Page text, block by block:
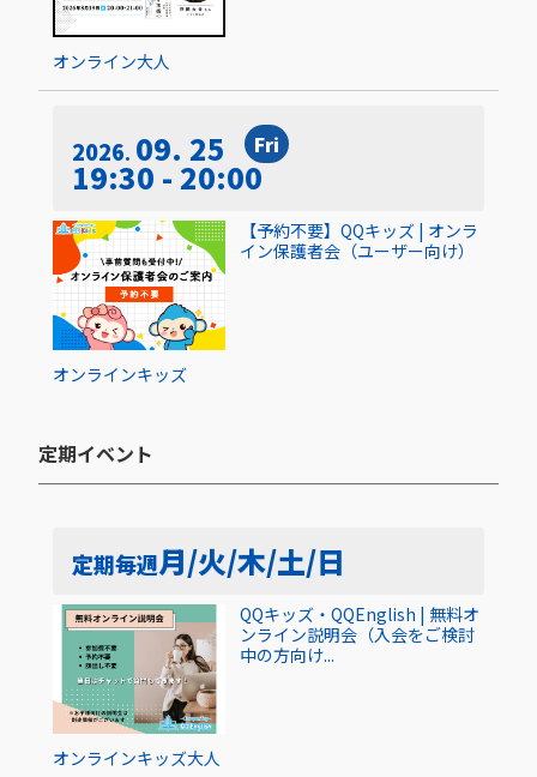
オンライン大人
2026 09. 25 Fri
19:30 - 20:00
オンラインキッズ
【予約不要】QQキッズ | オンラ
イン保護者会（ユーザー向け）
定期イベント​
定期毎週月/火/木/土/日
オンラインキッズ大人
QQキッズ・QQEnglish | 無料オ
ンライン説明会（入会をご検討
中の方向け...